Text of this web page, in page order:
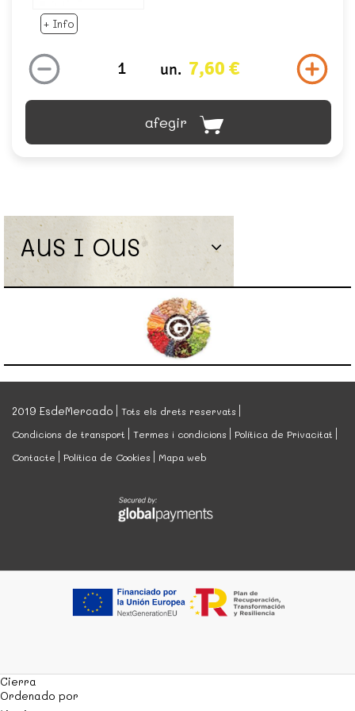
+ Info
un. 7,60 €
afegir
AUS I OUS
2019 EsdeMercado
Tots els drets reservats
Condicions de transport
Termes i condicions
Política de Privacitat
Contacte
Política de Cookies Mapa web
Cierra
Ordenado por